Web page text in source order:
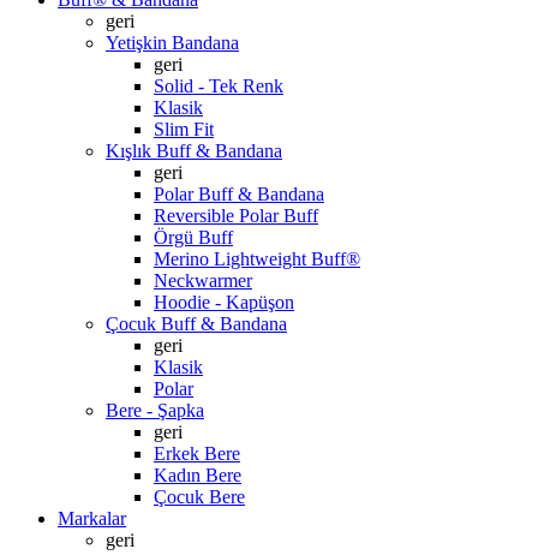
geri
Yetişkin Bandana
geri
Solid - Tek Renk
Klasik
Slim Fit
Kışlık Buff & Bandana
geri
Polar Buff & Bandana
Reversible Polar Buff
Örgü Buff
Merino Lightweight Buff®
Neckwarmer
Hoodie - Kapüşon
Çocuk Buff & Bandana
geri
Klasik
Polar
Bere - Şapka
geri
Erkek Bere
Kadın Bere
Çocuk Bere
Markalar
geri